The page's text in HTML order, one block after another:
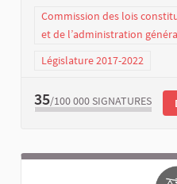
Commission des lois
et de l’administration
Législature 2017-2022
35/100 000 SIGNATURES